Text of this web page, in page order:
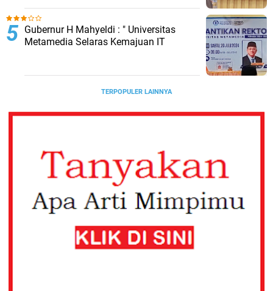
Gubernur H Mahyeldi : " Universitas
Metamedia Selaras Kemajuan IT
TERPOPULER LAINNYA